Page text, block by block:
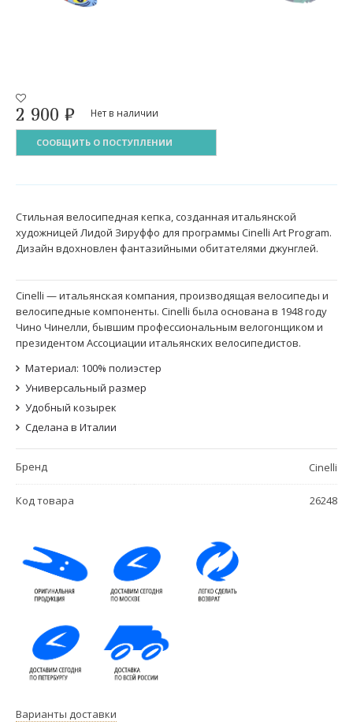
2 900 ₽ Нет в наличии
СООБЩИТЬ О ПОСТУПЛЕНИИ
Стильная велосипедная кепка, созданная итальянской
художницей Лидой Зируффо для программы Cinelli Art Program.
Дизайн вдохновлен фантазийными обитателями джунглей.
Cinelli — итальянская компания, производящая велосипеды и
велосипедные компоненты. Cinelli была основана в 1948 году
Чино Чинелли, бывшим профессиональным велогонщиком и
президентом Ассоциации итальянских велосипедистов.
Материал: 100% полиэстер
Универсальный размер
Удобный козырек
Сделана в Италии
Бренд Cinelli
Код товара 26248
Варианты доставки